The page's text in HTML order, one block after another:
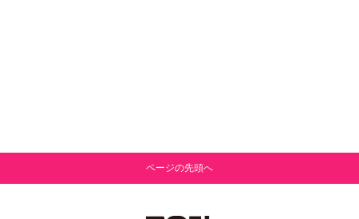
ページの先頭へ